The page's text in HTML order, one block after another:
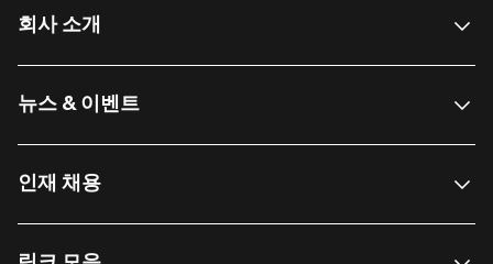
회사 소개
뉴스 & 이벤트
인재 채용